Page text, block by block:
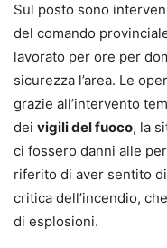
Sul posto sono
del comando
lavorato per ore per
sicurezza l’area. Le
grazie all’intervento
dei vigili del fuoco, la
ci fossero danni alle
riferito di aver sentito
critica dell’incendio,
di esplosioni.